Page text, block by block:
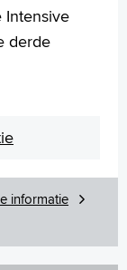
Intensive
derde
informatie